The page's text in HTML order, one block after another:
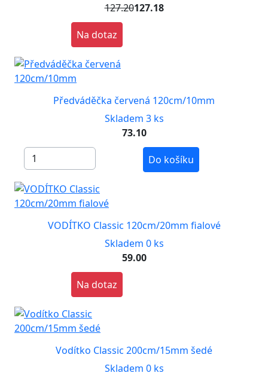
127.20127.18
Na dotaz
Předváděčka červená 120cm/10mm
Skladem 3 ks
73.10
Do košíku
VODÍTKO Classic 120cm/20mm fialové
Skladem 0 ks
59.00
Na dotaz
Vodítko Classic 200cm/15mm šedé
Skladem 0 ks